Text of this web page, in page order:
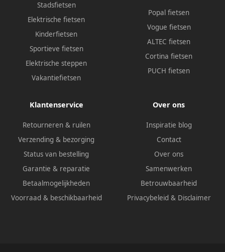
Stadsfietsen
Elektrische fietsen
Kinderfietsen
Sportieve fietsen
Elektrische steppen
Vakantiefietsen
Popal fietsen
Vogue fietsen
ALTEC fietsen
Cortina fietsen
PUCH fietsen
Klantenservice
Retourneren & ruilen
Verzending & bezorging
Status van bestelling
Garantie & reparatie
Betaalmogelijkheden
Voorraad & beschikbaarheid
Over ons
Inspiratie blog
Contact
Over ons
Samenwerken
Betrouwbaarheid
Privacybeleid & Disclaimer